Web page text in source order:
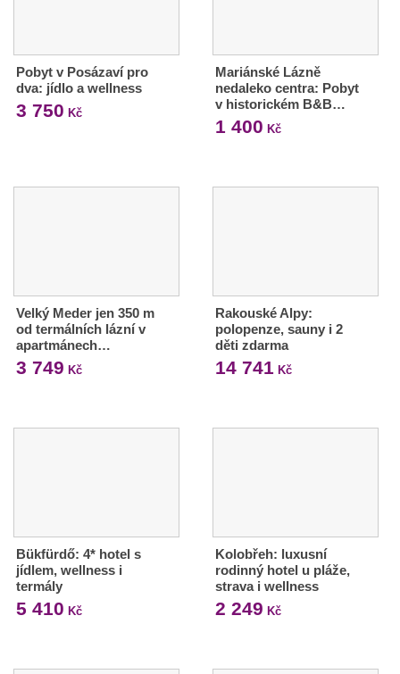
Pobyt v Posázaví pro
dva: jídlo a wellness
3 750 Kč
Mariánské Lázně
nedaleko centra: Pobyt
v historickém B&B…
1 400 Kč
Velký Meder jen 350 m
od termálních lázní v
apartmánech…
3 749 Kč
Rakouské Alpy:
polopenze, sauny i 2
děti zdarma
14 741 Kč
Bükfürdő: 4* hotel s
jídlem, wellness i
termály
5 410 Kč
Kolobřeh: luxusní
rodinný hotel u pláže,
strava i wellness
2 249 Kč